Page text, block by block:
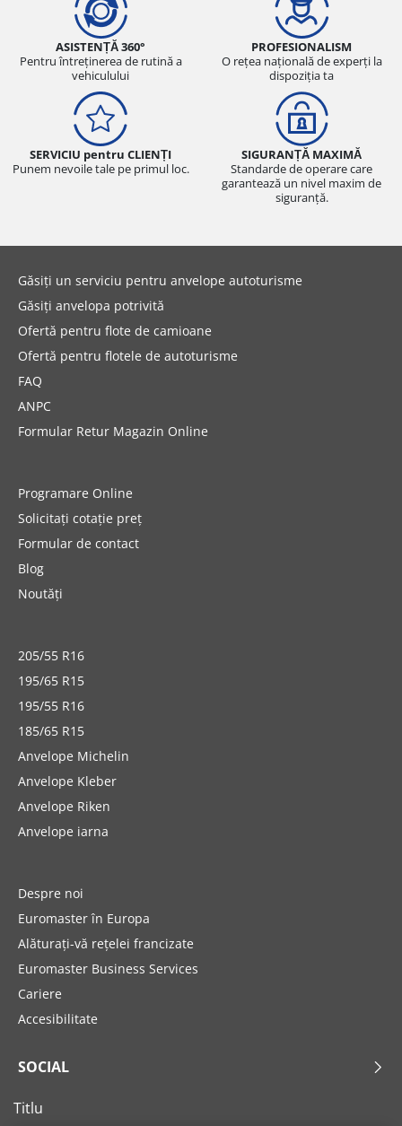
ASISTENȚĂ 360°
Pentru întreținerea de rutină a
vehiculului
PROFESIONALISM
O rețea națională de experți la
dispoziția ta
SERVICIU pentru CLIENȚI
Punem nevoile tale pe primul loc.
SIGURANȚĂ MAXIMĂ
Standarde de operare care
garantează un nivel maxim de
siguranță.
Găsiți un serviciu pentru anvelope autoturisme
Găsiți anvelopa potrivită
Ofertă pentru flote de camioane
Ofertă pentru flotele de autoturisme
FAQ
ANPC
Formular Retur Magazin Online
Programare Online
Solicitați cotație preț
Formular de contact
Blog
Noutăți
205/55 R16
195/65 R15
195/55 R16
185/65 R15
Anvelope Michelin
Anvelope Kleber
Anvelope Riken
Anvelope iarna
Despre noi
Euromaster în Europa
Alăturați-vă rețelei francizate
Euromaster Business Services
Cariere
Accesibilitate
SOCIAL
Titlu